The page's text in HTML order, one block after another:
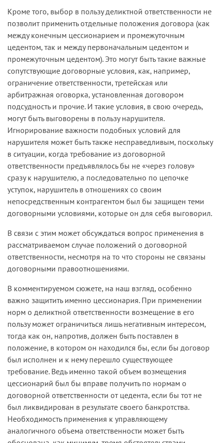
Кроме того, выбор в пользу деликтной ответственности не
позволит применить отдельные положения договора (как
между конечным цессионарием и промежуточным
цедентом, так и между первоначальным цедентом и
промежуточным цедентом). Это могут быть такие важные
сопутствующие договорные условия, как, например,
ограничение ответственности, третейская или
арбитражная оговорка, установленная договором
подсудность и прочие. И такие условия, в свою очередь,
могут быть выговорены в пользу нарушителя.
Игнорирование важности подобных условий для
нарушителя может быть также несправедливым, поскольку
в ситуации, когда требование из договорной
ответственности предъявлялось бы не «через голову»
сразу к нарушителю, а последовательно по цепочке
уступок, нарушитель в отношениях со своим
непосредственным контрагентом был бы защищен теми
договорными условиями, которые он для себя выговорил.
В связи с этим может обсуждаться вопрос применения в
рассматриваемом случае положений о договорной
ответственности, несмотря на то что стороны не связаны
договорными правоотношениями.
В комментируемом сюжете, на наш взгляд, особенно
важно защитить именно цессионария. При применении
норм о деликтной ответственности возмещение в его
пользу может ограничиться лишь негативным интересом,
тогда как он, напротив, должен быть поставлен в
положение, в котором он находился бы, если бы договор
был исполнен и к нему перешло существующее
требование. Ведь именно такой объем возмещения
цессионарий был бы вправе получить по нормам о
договорной ответственности от цедента, если бы тот не
был ликвидирован в результате своего банкротства.
Необходимость применения к управляющему
аналогичного объема ответственности может быть